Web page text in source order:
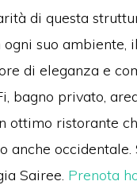
di questa
suo ambiente,
di eleganza e
bagno privato,
ottimo ristorante
anche
Sairee. Prenota